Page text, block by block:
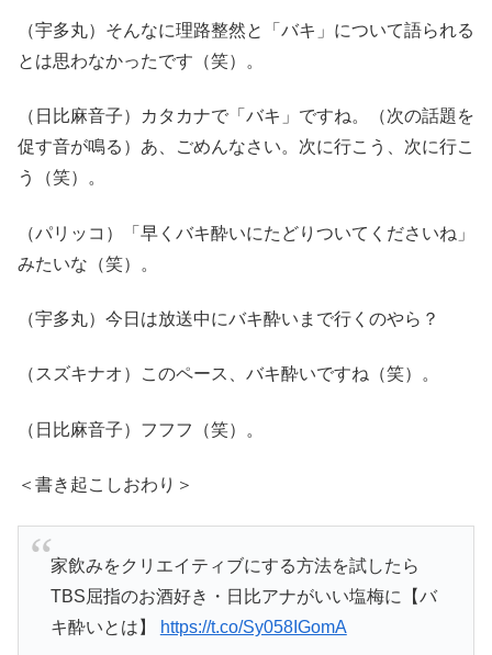
（宇多丸）そんなに理路整然と「バキ」について語られる
とは思わなかったです（笑）。
（日比麻音子）カタカナで「バキ」ですね。（次の話題を
促す音が鳴る）あ、ごめんなさい。次に行こう、次に行こ
う（笑）。
（パリッコ）「早くバキ酔いにたどりついてくださいね」
みたいな（笑）。
（宇多丸）今日は放送中にバキ酔いまで行くのやら？
（スズキナオ）このペース、バキ酔いですね（笑）。
（日比麻音子）フフフ（笑）。
＜書き起こしおわり＞
家飲みをクリエイティブにする方法を試したら
TBS屈指のお酒好き・日比アナがいい塩梅に【バ
キ酔いとは】
https://t.co/Sy058IGomA